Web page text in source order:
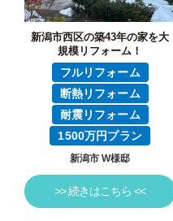
新潟市西区の築43年の家を大
規模リフォーム！
フルリフォーム
断熱リフォーム
耐震リフォーム
1500万円プラン
新潟市 W様邸
>> 続きはこちら <<